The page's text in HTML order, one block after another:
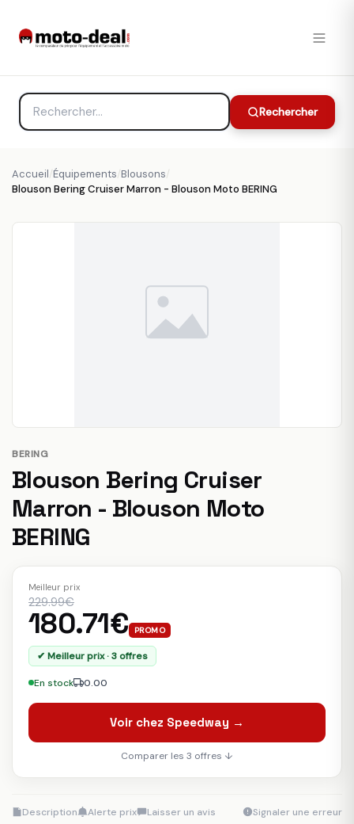
Rechercher
Accueil/Équipements/Blousons/
Blouson Bering Cruiser Marron - Blouson Moto BERING
BERING
Blouson Bering Cruiser
Marron - Blouson Moto
BERING
Meilleur prix
229.99€
180.71€ PROMO
✔ Meilleur prix · 3 offres
En stock 0.00
Voir chez Speedway →
Comparer les 3 offres ↓
Description Alerte prix Laisser un avis Signaler une erreur